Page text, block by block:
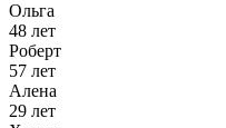
Ольга
48 лет
Роберт
57 лет
Алена
29 лет